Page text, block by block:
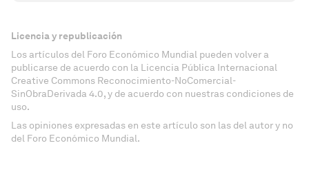
Licencia y republicación
Los artículos del Foro Económico Mundial pueden volver a
publicarse de acuerdo con la Licencia Pública Internacional
Creative Commons Reconocimiento-NoComercial-
SinObraDerivada 4.0, y de acuerdo con nuestras condiciones de
uso.
Las opiniones expresadas en este artículo son las del autor y no
del Foro Económico Mundial.